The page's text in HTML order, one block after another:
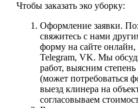
Чтобы заказать эко уборку:
Оформление заявки.
свяжитесь с нами
форму на сайте
Telegram, VK. Мы
работ, выясним
(может потребоваться
выезд клинера на
согласовываем